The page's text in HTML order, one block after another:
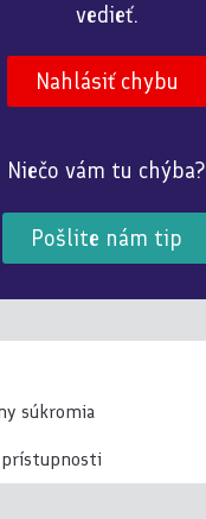
vedieť.
Nahlásiť chybu
Niečo vám tu chýba?
Pošlite nám tip
súkromia
prístupnosti